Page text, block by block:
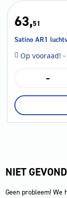
63,51
Satino AR1
Op vooraad!
-
luchtverfrisser
mountain
6x225ml
NIET
Geen probleem! We